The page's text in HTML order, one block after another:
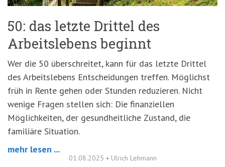
50: das letzte Drittel des
Arbeitslebens beginnt
Wer die 50 überschreitet, kann für das letzte Drittel
des Arbeitslebens Entscheidungen treffen. Möglichst
früh in Rente gehen oder Stunden reduzieren. Nicht
wenige Fragen stellen sich: Die finanziellen
Möglichkeiten, der gesundheitliche Zustand, die
familiäre Situation.
mehr lesen ...
01.08.2025 • Ulrich Lehmann